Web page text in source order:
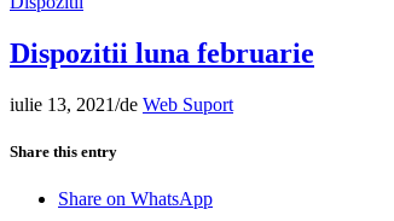
Dispozitii luna februarie
iulie 13, 2021/de Web Suport
Share this entry
Share on WhatsApp